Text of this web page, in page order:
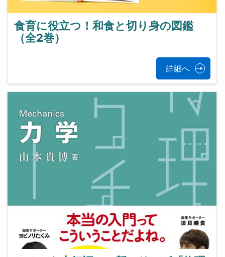
食育に役立つ！和食と切り身の図鑑
（全2巻）
詳細へ